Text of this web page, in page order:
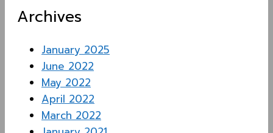
Archives
January 2025
June 2022
May 2022
April 2022
March 2022